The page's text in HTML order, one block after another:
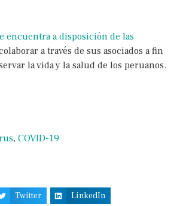
encuentra a disposición de las
a través de sus asociados a fin
la vida y la salud de los peruanos.
, COVID-19
Twitter
LinkedIn